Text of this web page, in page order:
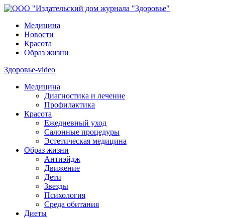
Медицина
Новости
Красота
Образ жизни
Здоровье-video
Медицина
Диагностика и лечение
Профилактика
Красота
Ежедневный уход
Салонные процедуры
Эстетическая медицина
Образ жизни
Антиэйдж
Движение
Дети
Звезды
Психология
Среда обитания
Диеты